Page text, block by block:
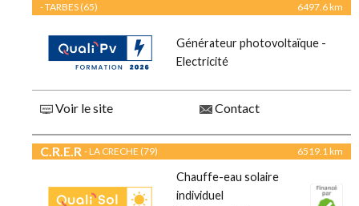
- TARBES (65) 6497.6 km
Générateur photovoltaïque -
Electricité
Voir le site Contact
C.R.E.R - LA CRECHE (79) 6519.1 km
Chauffe-eau solaire
individuel